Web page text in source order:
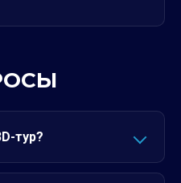
тур?